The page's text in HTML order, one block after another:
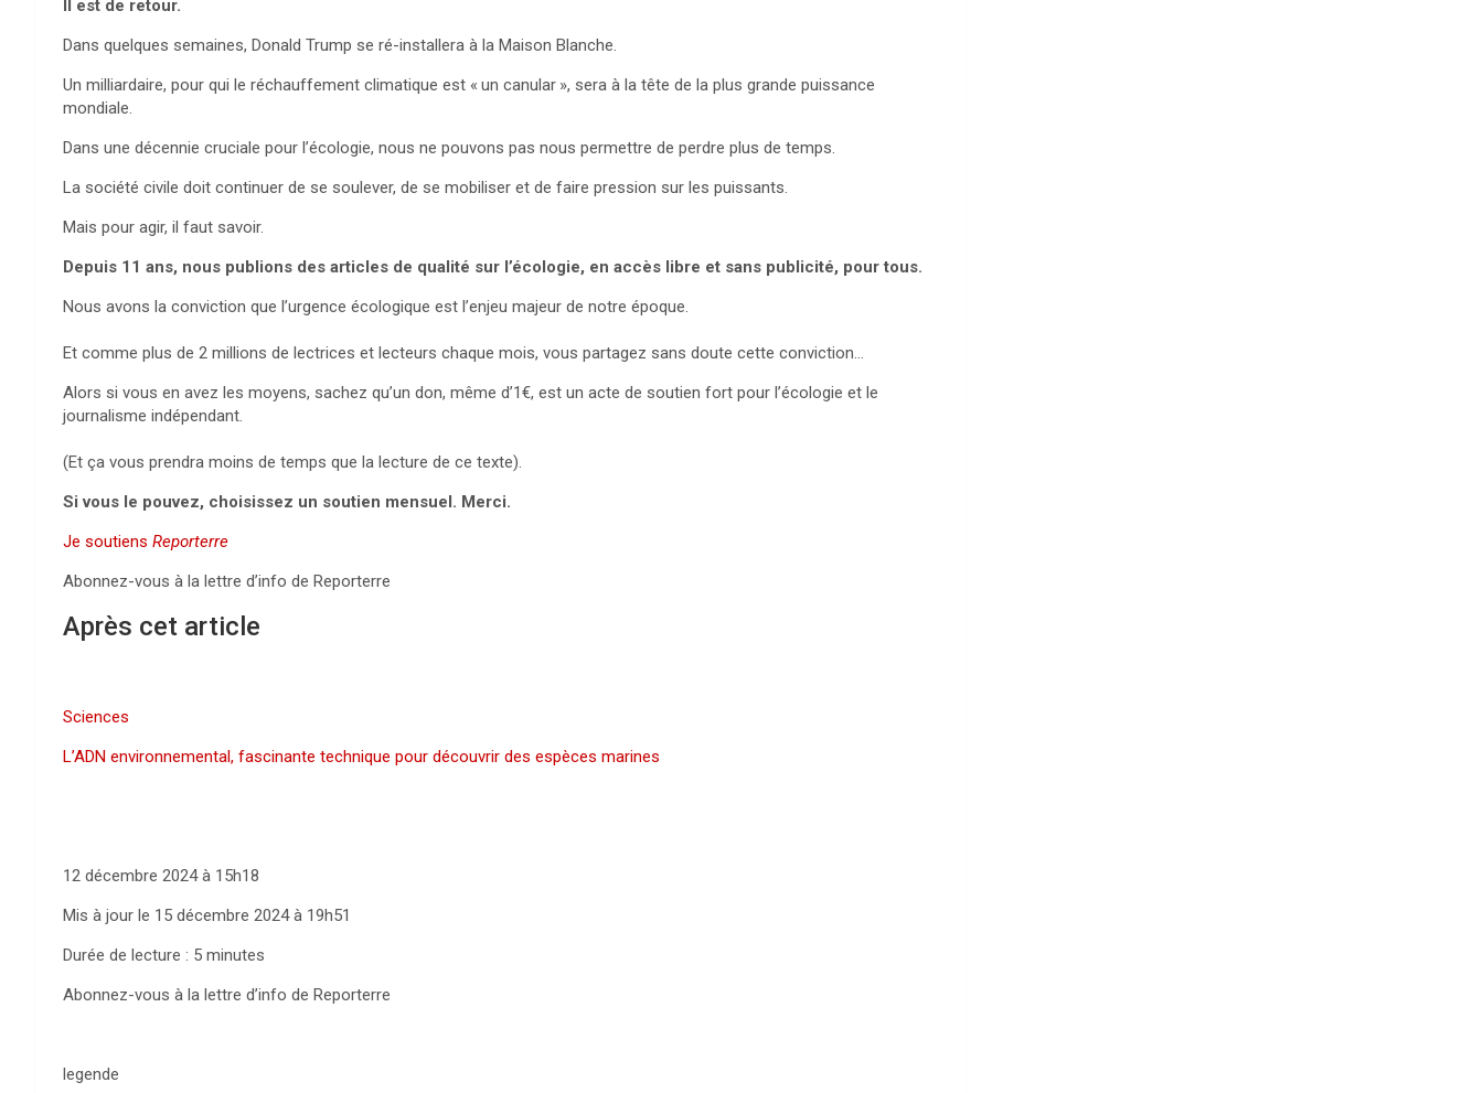
Il est de retour.
Dans quelques semaines, Donald Trump se ré-installera à la Maison Blanche.
Un milliardaire, pour qui le réchauffement climatique est « un canular », sera à la tête de la plus grande puissance
mondiale.
Dans une décennie cruciale pour l’écologie, nous ne pouvons pas nous permettre de perdre plus de temps.
La société civile doit continuer de se soulever, de se mobiliser et de faire pression sur les puissants.
Mais pour agir, il faut savoir.
Depuis 11 ans, nous publions des articles de qualité sur l’écologie, en accès libre et sans publicité, pour tous.
Nous avons la conviction que l’urgence écologique est l’enjeu majeur de notre époque.
Et comme plus de 2 millions de lectrices et lecteurs chaque mois, vous partagez sans doute cette conviction…
Alors si vous en avez les moyens, sachez qu’un don, même d’1€, est un acte de soutien fort pour l’écologie et le
journalisme indépendant.
(Et ça vous prendra moins de temps que la lecture de ce texte).
Si vous le pouvez, choisissez un soutien mensuel. Merci.
Je soutiens Reporterre
Abonnez-vous à la lettre d’info de Reporterre
Après cet article
Sciences
L’ADN environnemental, fascinante technique pour découvrir des espèces marines
12 décembre 2024 à 15h18
Mis à jour le 15 décembre 2024 à 19h51
Durée de lecture : 5 minutes
Abonnez-vous à la lettre d’info de Reporterre
legende